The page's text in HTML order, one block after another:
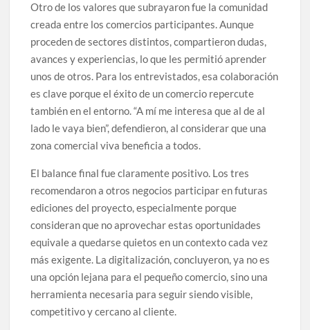
Otro de los valores que subrayaron fue la comunidad
creada entre los comercios participantes. Aunque
proceden de sectores distintos, compartieron dudas,
avances y experiencias, lo que les permitió aprender
unos de otros. Para los entrevistados, esa colaboración
es clave porque el éxito de un comercio repercute
también en el entorno. “A mí me interesa que al de al
lado le vaya bien”, defendieron, al considerar que una
zona comercial viva beneficia a todos.
El balance final fue claramente positivo. Los tres
recomendaron a otros negocios participar en futuras
ediciones del proyecto, especialmente porque
consideran que no aprovechar estas oportunidades
equivale a quedarse quietos en un contexto cada vez
más exigente. La digitalización, concluyeron, ya no es
una opción lejana para el pequeño comercio, sino una
herramienta necesaria para seguir siendo visible,
competitivo y cercano al cliente.